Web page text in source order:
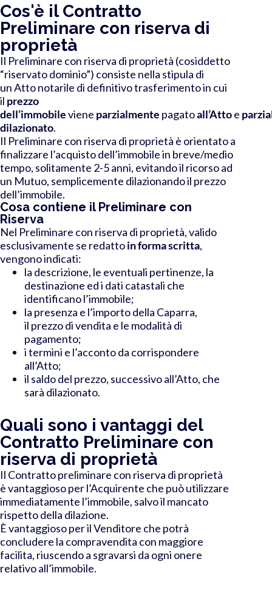
Cos'è il Contratto
Preliminare con riserva di
proprietà
Il Preliminare con riserva di proprietà (cosiddetto
“riservato dominio”) consiste nella stipula di
un Atto notarile di definitivo trasferimento in cui
il prezzo
dell’immobileviene parzialmente pagatoall’Attoe
dilazionato.
Il Preliminare con riserva di proprietà è orientato a
finalizzare l’acquisto dell’immobile in breve/medio
tempo, solitamente 2-5 anni, evitando il ricorso ad
un Mutuo, semplicemente dilazionando il prezzo
dell’immobile.
Cosa contiene il Preliminare con
Riserva
Nel Preliminare con riserva di proprietà, valido
esclusivamente se redattoin forma scritta,
vengono indicati:
la descrizione, le eventuali pertinenze, la
destinazione ed i dati catastali che
identificano l’immobile;
la presenza e l’importo della Caparra,
il prezzo di vendita e le modalità di
pagamento;
i termini e l’acconto da corrispondere
all’Atto;
il saldo del prezzo, successivo all’Atto, che
sarà dilazionato.
Quali sono i vantaggi del
Contratto Preliminare con
riserva di proprietà
Il Contratto preliminare con riserva di proprietà
è vantaggioso per l’Acquirente che può utilizzare
immediatamente l’immobile, salvo il mancato
rispetto della dilazione.
È vantaggioso per il Venditore che potrà
concludere la compravendita con maggiore
facilita, riuscendo a sgravarsi da ogni onere
relativo all’immobile.